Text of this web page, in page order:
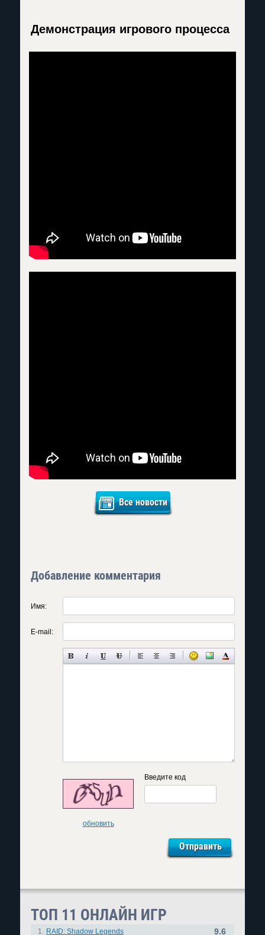
Демонстрация игрового процесса
Все новости
Добавление комментария
Имя:
E-mail:
обновить
Введите код
ТОП 11 ОНЛАЙН ИГР
1. RAID: Shadow Legends 9.6